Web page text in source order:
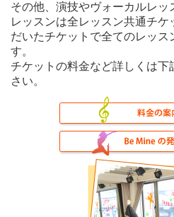
その他、演技やヴォーカルレッ
レッスンは全レッスン共通チケ
だいたチケットで全てのレッス
す。
チケットの料金など詳しくは
さい。